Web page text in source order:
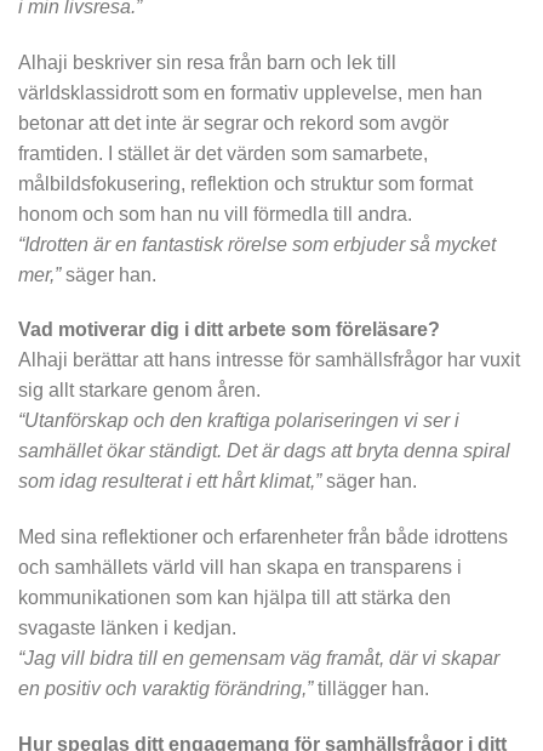
i min livsresa.”
Alhaji beskriver sin resa från barn och lek till
världsklassidrott som en formativ upplevelse, men han
betonar att det inte är segrar och rekord som avgör
framtiden. I stället är det värden som samarbete,
målbildsfokusering, reflektion och struktur som format
honom och som han nu vill förmedla till andra.
“Idrotten är en fantastisk rörelse som erbjuder så mycket
mer,”säger han.
Vad motiverar dig i ditt arbete som föreläsare?
Alhaji berättar att hans intresse för samhällsfrågor har vuxit
sig allt starkare genom åren.
“Utanförskap och den kraftiga polariseringen vi ser i
samhället ökar ständigt. Det är dags att bryta denna spiral
som idag resulterat i ett hårt klimat,”säger han.
Med sina reflektioner och erfarenheter från både idrottens
och samhällets värld vill han skapa en transparens i
kommunikationen som kan hjälpa till att stärka den
svagaste länken i kedjan.
“Jag vill bidra till en gemensam väg framåt, där vi skapar
en positiv och varaktig förändring,”tillägger han.
Hur speglas ditt engagemang för samhällsfrågor i ditt